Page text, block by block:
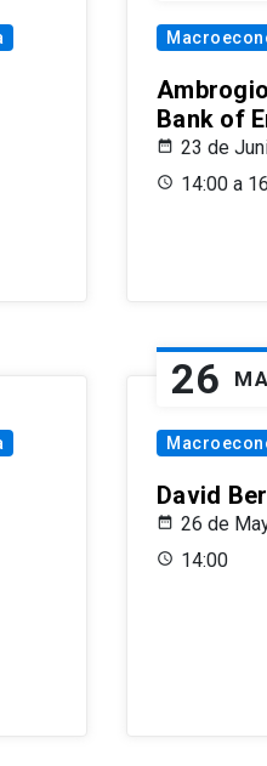
Bank of
23 de
14:00 a
26
David
26 de
14:00